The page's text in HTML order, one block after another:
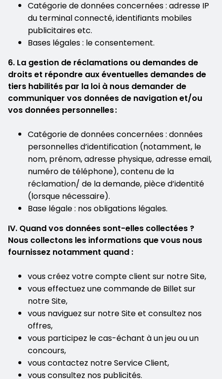
Catégorie de données concernées : adresse IP
du terminal connecté, identifiants mobiles
publicitaires etc.
Bases légales : le consentement.
6. La gestion de réclamations ou demandes de
droits et répondre aux éventuelles demandes de
tiers habilités par la loi à nous demander de
communiquer vos données de navigation et/ou
vos données personnelles :
Catégorie de données concernées : données
personnelles d’identification (notamment, le
nom, prénom, adresse physique, adresse email,
numéro de téléphone), contenu de la
réclamation/ de la demande, pièce d’identité
(lorsque nécessaire).
Base légale : nos obligations légales.
IV. Quand vos données sont-elles collectées ?
Nous collectons les informations que vous nous
fournissez notamment quand :
vous créez votre compte client sur notre Site,
vous effectuez une commande de Billet sur
notre Site,
vous naviguez sur notre Site et consultez nos
offres,
vous participez le cas-échant à un jeu ou un
concours,
vous contactez notre Service Client,
vous consultez nos publicités.